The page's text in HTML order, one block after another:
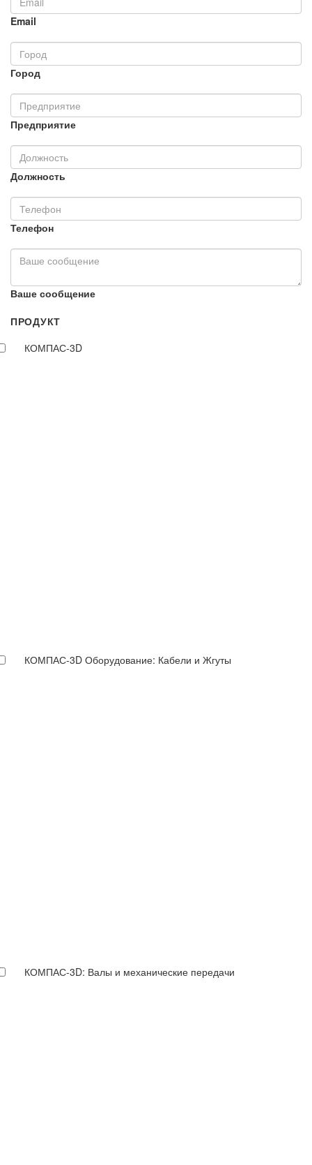
Email
Город
Предприятие
Должность
Телефон
Ваше сообщение
ПРОДУКТ
КОМПАС-3D
КОМПАС-3D Оборудование: Кабели и Жгуты
КОМПАС-3D: Валы и механические передачи